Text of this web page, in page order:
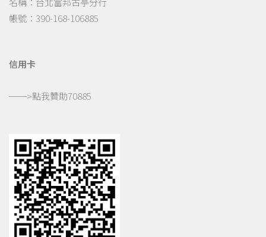
帳號：390-168-106885
信用卡
──>點我贊助70885